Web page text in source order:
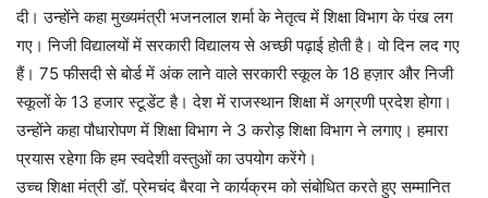
दी। उन्होंने कहा मुख्यमंत्री भजनलाल शर्मा के नेतृत्व में शिक्षा विभाग के पंख लग
गए। निजी विद्यालयों में सरकारी विद्यालय से अच्छी पढ़ाई होती है। वो दिन लद गए
हैं। 75 फीसदी से बोर्ड में अंक लाने वाले सरकारी स्कूल के 18 हज़ार और निजी
स्कूलों के 13 हजार स्टूडेंट है। देश में राजस्थान शिक्षा में अग्रणी प्रदेश होगा।
उन्होंने कहा पौधारोपण में शिक्षा विभाग ने 3 करोड़ शिक्षा विभाग ने लगाए। हमारा
प्रयास रहेगा कि हम स्वदेशी वस्तुओं का उपयोग करेंगे।
उच्च शिक्षा मंत्री डॉ. प्रेमचंद बैरवा ने कार्यक्रम को संबोधित करते हुए सम्मानित